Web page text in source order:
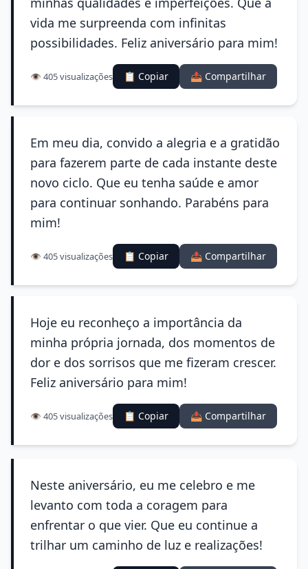
vida me surpreenda com infinitas
possibilidades. Feliz aniversário para mim!
👁️ 405 visualizações 📋 Copiar 📤 Compartilhar
Em meu dia, convido a alegria e a gratidão
para fazerem parte de cada instante deste
novo ciclo. Que eu tenha saúde e amor
para continuar sonhando. Parabéns para
mim!
👁️ 405 visualizações 📋 Copiar 📤 Compartilhar
Hoje eu reconheço a importância da
minha própria jornada, dos momentos de
dor e dos sorrisos que me fizeram crescer.
Feliz aniversário para mim!
👁️ 405 visualizações 📋 Copiar 📤 Compartilhar
Neste aniversário, eu me celebro e me
levanto com toda a coragem para
enfrentar o que vier. Que eu continue a
trilhar um caminho de luz e realizações!